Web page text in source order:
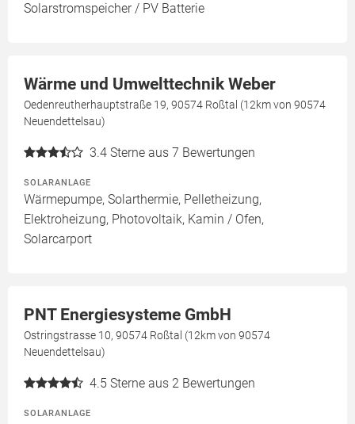
Solarstromspeicher / PV Batterie
Wärme und Umwelttechnik Weber
Oedenreutherhauptstraße 19, 90574 Roßtal (12km von 90574
Neuendettelsau)
3.4 Sterne aus 7 Bewertungen
SOLARANLAGE
Wärmepumpe, Solarthermie, Pelletheizung,
Elektroheizung, Photovoltaik, Kamin / Ofen,
Solarcarport
PNT Energiesysteme GmbH
Ostringstrasse 10, 90574 Roßtal (12km von 90574
Neuendettelsau)
4.5 Sterne aus 2 Bewertungen
SOLARANLAGE